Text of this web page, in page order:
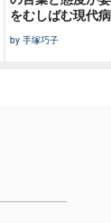
をむしばむ現代病
by 手塚巧子